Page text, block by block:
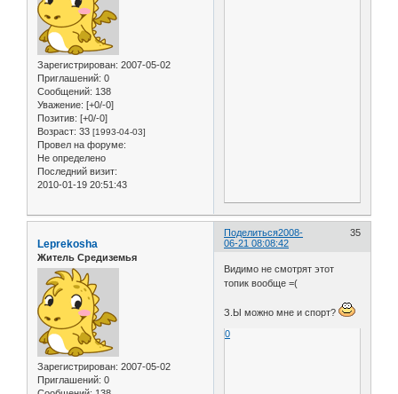
Зарегистрирован: 2007-05-02
Приглашений: 0
Сообщений: 138
Уважение: [+0/-0]
Позитив: [+0/-0]
Возраст: 33 [1993-04-03]
Провел на форуме:
Не определено
Последний визит:
2010-01-19 20:51:43
Поделиться 35
2008-
06-21 08:08:42
Leprekosha
Житель Средиземья
Зарегистрирован: 2007-05-02
Приглашений: 0
Видимо не смотрят этот
топик вообще =(
З.Ы можно мне и спорт?
0